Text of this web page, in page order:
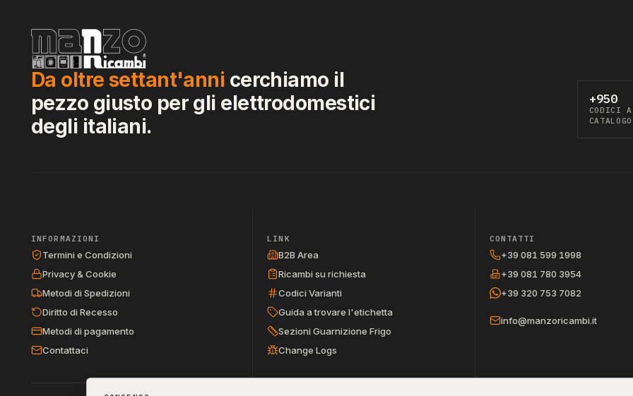
Da oltre settant'anni cerchiamo il
pezzo giusto per gli elettrodomestici
degli italiani.
+950
CODICI A
CATALOGO
INFORMAZIONI
Termini e Condizioni
Privacy & Cookie
Metodi di Spedizioni
Diritto di Recesso
Metodi di pagamento
Contattaci
LINK
B2B Area
Ricambi su richiesta
Codici Varianti
Guida a trovare l'etichetta
Sezioni Guarnizione Frigo
Change Logs
CONTATTI
+39 081 599 1998
+39 081 780 3954
+39 320 753 7082
info@manzoricambi.it